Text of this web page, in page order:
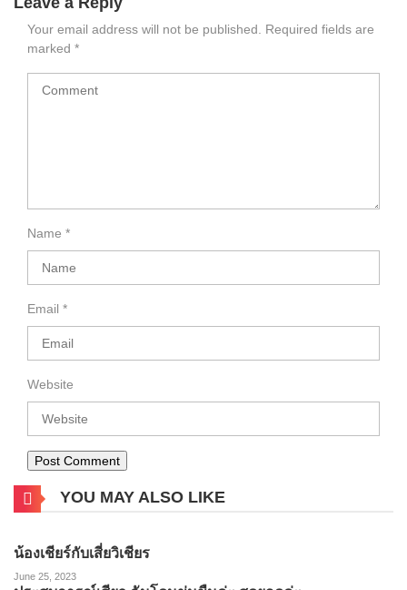
Your email address will not be published.
Required fields are
marked *
Name *
Email *
Website
YOU MAY ALSO LIKE
น้องเชียร์กับเสี่ยวิเชียร
June 25, 2023